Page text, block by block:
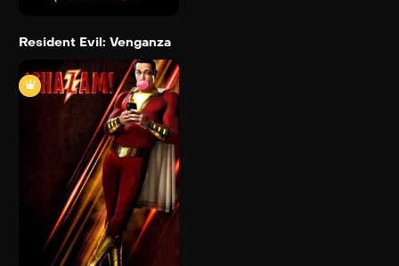
Resident Evil: Venganza
132 min
Trailer
Detail